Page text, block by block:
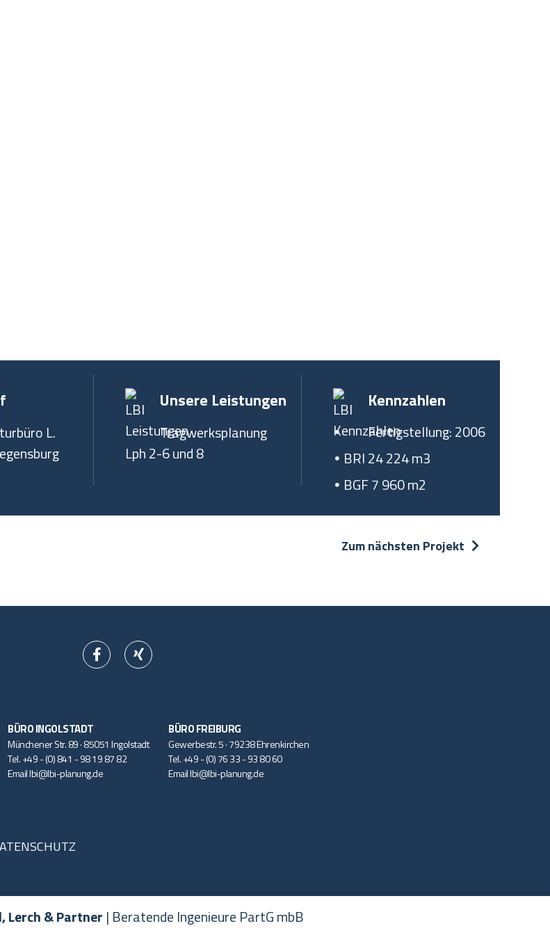
L.
Unsere Leistungen
Tragwerksplanung
Lph 2-6 und 8
Kennzahlen
Fertigstellung: 2006
BRI 24 224 m3
BGF 7 960 m2
Zum nächsten Projekt
BÜRO INGOLSTADT
Münchener Str. 89 · 85051 Ingolstadt
Tel.+49 - (0) 841 - 98 19 87 82
Emaillbi@lbi-planung.de
BÜRO FREIBURG
Gewerbestr. 5 · 79238 Ehrenkirchen
Tel.+49 - (0) 76 33 - 93 80 60
Emaillbi@lbi-planung.de
Lerch & Partner | Beratende Ingenieure PartG mbB